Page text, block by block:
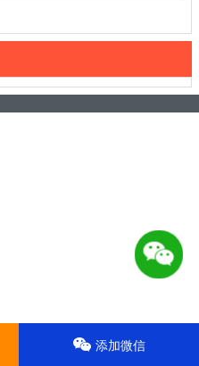
添加微信